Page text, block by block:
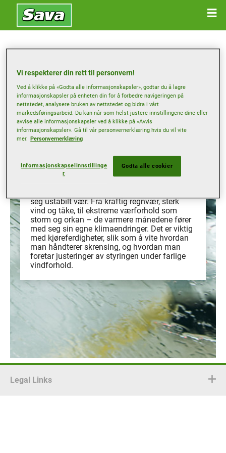
Sette på sommerdekk Skift dekkene
Vær forberedt på tøffe
værforhold
seg ustabilt vær. Fra kraftig regnvær, sterk
vind og tåke, til ekstreme værforhold som
storm og orkan – de varmere månedene fører
med seg sin egne klimaendringer. Det er viktig
med kjøreferdigheter, slik som å vite hvordan
man håndterer skrensing, og hvordan man
foretar justeringer av styringen under farlige
vindforhold.
Legal Links
Vi respekterer din rett til personvern!
Ved å klikke på «Godta alle informasjonskapsler», godtar du å lagre
informasjonskapsler på enheten din for å forbedre navigeringen på
nettstedet, analysere bruken av nettstedet og bidra i vårt
markedsføringsarbeid. Du kan når som helst justere innstillingene dine eller
avvise alle informasjonskapsler ved å klikke på «Avvis
informasjonskapsler». Gå til vår personvernerklæring hvis du vil vite
mer. Personvernerklæring
Informasjonskapselinnstillinge
r
Godta alle cookier